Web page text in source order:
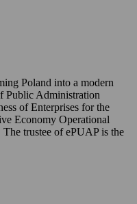
Poland into a modern
Public Administration
of Enterprises for the
Economy Operational
trustee of ePUAP is the